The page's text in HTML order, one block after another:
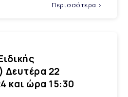
Περισσότερα >
Δευτέρα 22
και ώρα 15:30